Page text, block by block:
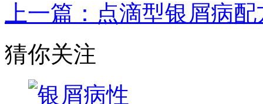
上一篇：点滴型银屑病
猜你关注